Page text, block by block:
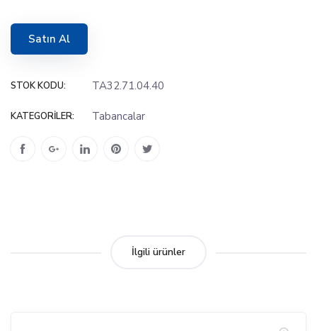
Satın Al
STOK KODU: TA32.71.04.40
KATEGORILER: Tabancalar
İlgili ürünler